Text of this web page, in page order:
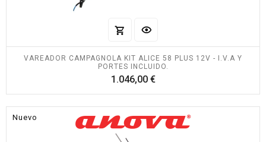
VAREADOR CAMPAGNOLA KIT ALICE 58 PLUS 12V - I.V.A Y
PORTES INCLUIDO.
1.046,00 €Precio
Nuevo